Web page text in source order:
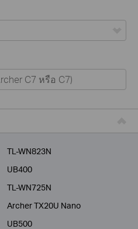
TL-WN823N
UB400
TL-WN725N
Archer TX20U Nano
UB500